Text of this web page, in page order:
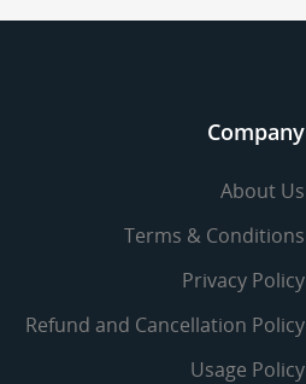
Company
About Us
Terms & Conditions
Privacy Policy
Refund and Cancellation Policy
Usage Policy